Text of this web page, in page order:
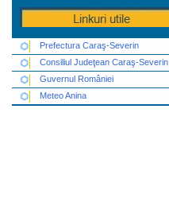
Prefectura Caraş-Severin
Consiliul Judeţean Caraş-Severin
Guvernul României
Meteo Anina